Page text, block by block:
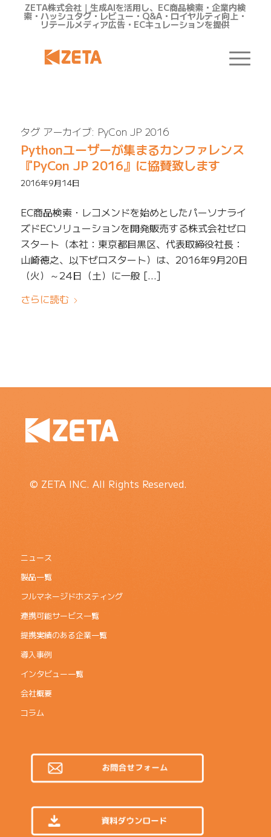
ZETA株式会社｜生成AIを活用し、EC商品検索・企業内検
索・ハッシュタグ・レビュー・Q&A・ロイヤルティ向上・
リテールメディア広告・ECキュレーションを提供
タグ アーカイブ: PyCon JP 2016
Pythonユーザーが集まるカンファレンス
『PyCon JP 2016』に協賛致します
2016年9月14日
EC商品検索・レコメンドを始めとしたパーソナライ
ズドECソリューションを開発販売する株式会社ゼロ
スタート（本社：東京都目黒区、代表取締役社長：
山崎徳之、以下ゼロスタート）は、2016年9月20日
（火）～24日（土）に一般 […]
さらに読む
© ZETA INC. All Rights Reserved.
ニュース
製品一覧
フルマネージドホスティング
連携可能サービス一覧
提携実績のある企業一覧
導入事例
インタビュー一覧
会社概要
コラム